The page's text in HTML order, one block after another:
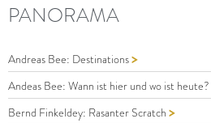
PANORAMA
Andreas Bee: Destinations>
Andeas Bee: Wann ist hier und wo ist heute?
Bernd Finkeldey: Rasanter Scratch >